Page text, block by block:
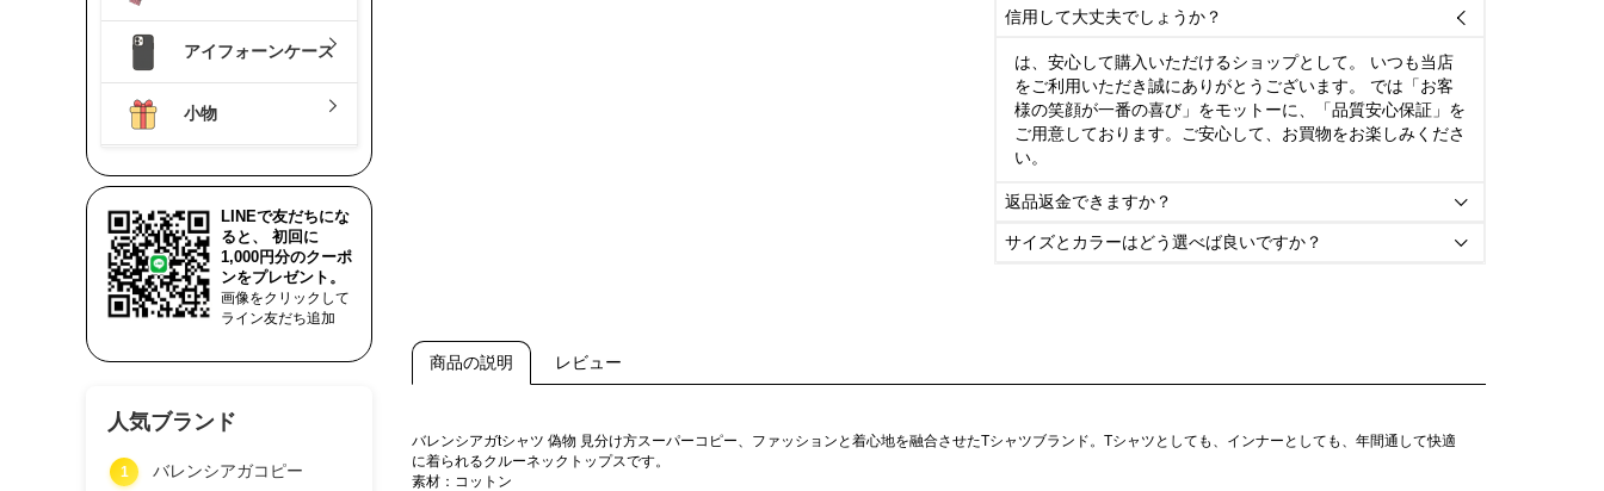
アイフォーンケース
小物
LINEで友だちにな
ると、 初回に
1,000円分のクーポ
ンをプレゼント。
画像をクリックして
ライン友だち追加
人気ブランド
1 バレンシアガコピー
信用して大丈夫でしょうか？ 
は、安心して購入いただけるショップとして。 いつも当店
をご利用いただき誠にありがとうございます。 では「お客
様の笑顔が一番の喜び」をモットーに、「品質安心保証」を
ご用意しております。ご安心して、お買物をお楽しみくださ
い。
返品返金できますか？ 
サイズとカラーはどう選べば良いですか？ 
商品の説明 レビュー
バレンシアガtシャツ 偽物 見分け方スーパーコピー、ファッションと着心地を融合させたTシャツブランド。Tシャツとしても、インナーとしても、年間通して快適
に着られるクルーネックトップスです。
素材：コットン